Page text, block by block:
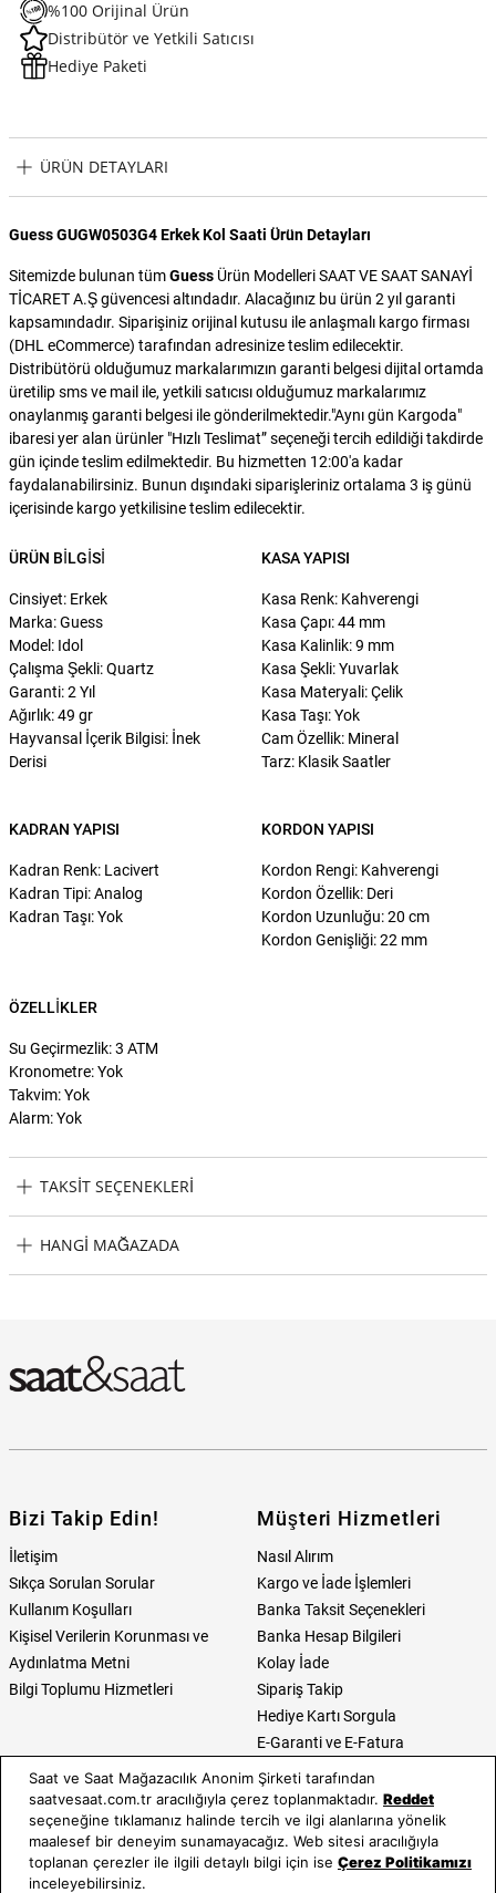
%100 Orijinal Ürün
Distribütör ve Yetkili Satıcısı
Hediye Paketi
ÜRÜN DETAYLARI
Guess GUGW0503G4 Erkek Kol Saati Ürün Detayları
Sitemizde bulunan tümGuess Ürün Modelleri SAAT VE SAAT SANAYİ
TİCARET A.Ş güvencesi altındadır. Alacağınız bu ürün 2 yıl garanti
kapsamındadır. Siparişiniz orijinal kutusu ile anlaşmalı kargo firması
(DHL eCommerce) tarafından adresinize teslim edilecektir.
Distribütörü olduğumuz markalarımızın garanti belgesi dijital ortamda
üretilip sms ve mail ile, yetkili satıcısı olduğumuz markalarımız
onaylanmış garanti belgesi ile gönderilmektedir."Aynı gün Kargoda"
ibaresi yer alan ürünler "Hızlı Teslimat” seçeneği tercih edildiği takdirde
gün içinde teslim edilmektedir. Bu hizmetten 12:00'a kadar
faydalanabilirsiniz. Bunun dışındaki siparişleriniz ortalama 3 iş günü
içerisinde kargo yetkilisine teslim edilecektir.
ÜRÜN BILGISI
Cinsiyet: Erkek
Marka: Guess
Model: Idol
Çalışma Şekli: Quartz
Garanti: 2 Yıl
Ağırlık: 49 gr
Hayvansal İçerik Bilgisi: İnek
Derisi
KASA YAPISI
Kasa Renk: Kahverengi
Kasa Çapı: 44 mm
Kasa Kalinlik: 9 mm
Kasa Şekli: Yuvarlak
Kasa Materyali: Çelik
Kasa Taşı: Yok
Cam Özellik: Mineral
Tarz: Klasik Saatler
KADRAN YAPISI
Kadran Renk: Lacivert
Kadran Tipi: Analog
Kadran Taşı: Yok
KORDON YAPISI
Kordon Rengi: Kahverengi
Kordon Özellik: Deri
Kordon Uzunluğu: 20 cm
Kordon Genişliği: 22 mm
ÖZELLIKLER
Su Geçirmezlik: 3 ATM
Kronometre: Yok
Takvim: Yok
Alarm: Yok
TAKSIT SEÇENEKLERI
HANGI MAĞAZADA
Bizi Takip Edin!
İletişim
Sıkça Sorulan Sorular
Kullanım Koşulları
Kişisel Verilerin Korunması ve
Aydınlatma Metni
Bilgi Toplumu Hizmetleri
Müşteri Hizmetleri
Nasıl Alırım
Kargo ve İade İşlemleri
Banka Taksit Seçenekleri
Banka Hesap Bilgileri
Kolay İade
Sipariş Takip
Hediye Kartı Sorgula
E-Garanti ve E-Fatura
Kullanım Kılavuzları
Saat ve Saat
Hakkımızda
Neden Saat ve Saat
Kategoriler
Erkek Saat
Saat ve Saat Mağazacılık Anonim Şirketi tarafından
saatvesaat.com.tr aracılığıyla çerez toplanmaktadır. Reddet
seçeneğine tıklamanız halinde tercih ve ilgi alanlarına yönelik
maalesef bir deneyim sunamayacağız. Web sitesi aracılığıyla
toplanan çerezler ile ilgili detaylı bilgi için ise Çerez Politikamızı
inceleyebilirsiniz.